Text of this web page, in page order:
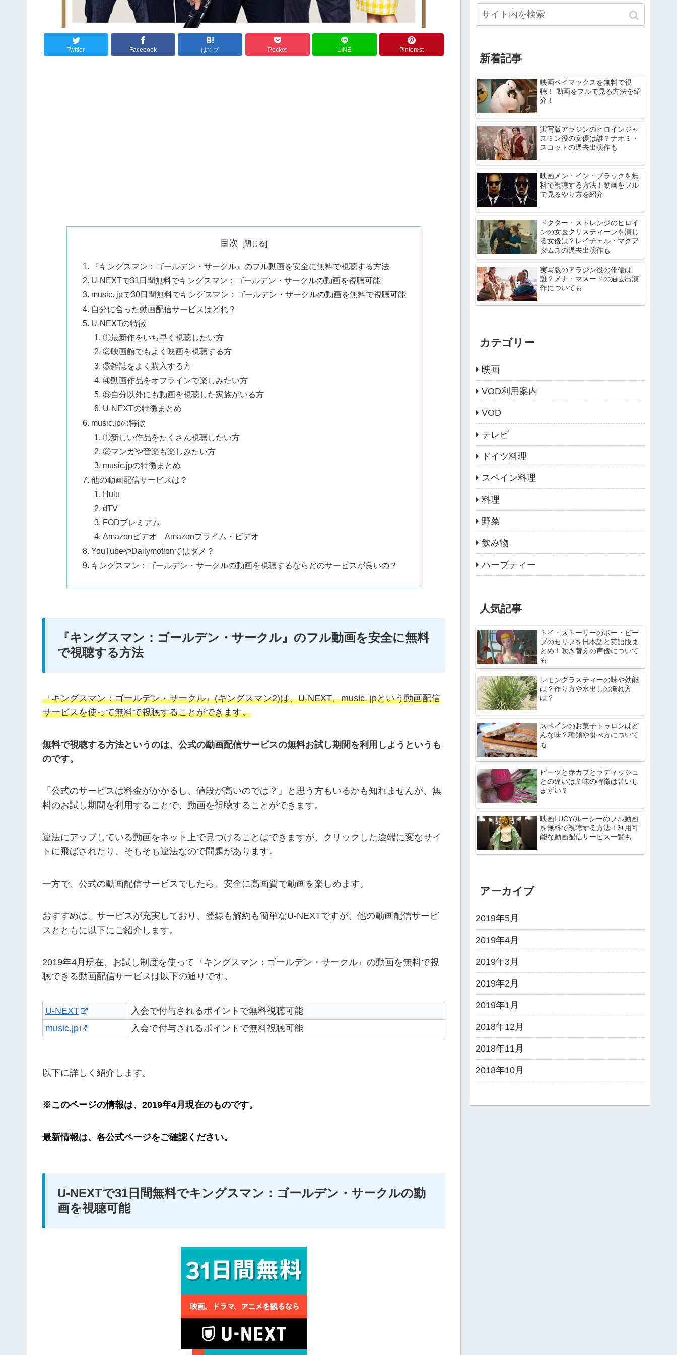
Twitter Facebook はてブ Pocket LINE Pinterest
目次
『キングスマン：ゴールデン・サークル』のフル動画を安全に無料で視聴する方法
U-NEXTで31日間無料でキングスマン：ゴールデン・サークルの動画を視聴可能
music. jpで30日間無料でキングスマン：ゴールデン・サークルの動画を無料で視聴可能
自分に合った動画配信サービスはどれ？
U-NEXTの特徴
①最新作をいち早く視聴したい方
②映画館でもよく映画を視聴する方
③雑誌をよく購入する方
④動画作品をオフラインで楽しみたい方
⑤自分以外にも動画を視聴した家族がいる方
U-NEXTの特徴まとめ
music.jpの特徴
①新しい作品をたくさん視聴したい方
②マンガや音楽も楽しみたい方
music.jpの特徴まとめ
他の動画配信サービスは？
Hulu
dTV
FODプレミアム
Amazonビデオ Amazonプライム・ビデオ
YouTubeやDailymotionではダメ？
キングスマン：ゴールデン・サークルの動画を視聴するならどのサービスが良いの？
『キングスマン：ゴールデン・サークル』のフル動画を安全に無料
で視聴する方法
『キングスマン：ゴールデン・サークル』(キングスマン2)は、U-NEXT、music. jpという動画配信
サービスを使って無料で視聴することができます。
無料で視聴する方法というのは、公式の動画配信サービスの無料お試し期間を利用しようというも
のです。
「公式のサービスは料金がかかるし、値段が高いのでは？」と思う方もいるかも知れませんが、無
料のお試し期間を利用することで、動画を視聴することができます。
違法にアップしている動画をネット上で見つけることはできますが、クリックした途端に変なサイ
トに飛ばされたり、そもそも違法なので問題があります。
一方で、公式の動画配信サービスでしたら、安全に高画質で動画を楽しめます。
おすすめは、サービスが充実しており、登録も解約も簡単なU-NEXTですが、他の動画配信サービ
スとともに以下にご紹介します。
2019年4月現在、お試し制度を使って『キングスマン：ゴールデン・サークル』の動画を無料で視
聴できる動画配信サービスは以下の通りです。
U-NEXT
入会で付与されるポイントで無料視聴可能
music.jp
入会で付与されるポイントで無料視聴可能
以下に詳しく紹介します。
※このページの情報は、2019年4月現在のものです。
最新情報は、各公式ページをご確認ください。
U-NEXTで31日間無料でキングスマン：ゴールデン・サークルの動
画を視聴可能
新着記事
映画ベイマックスを無料で視
聴！ 動画をフルで見る方法を紹
介！
実写版アラジンのヒロインジャ
スミン役の女優は誰？ナオミ・
スコットの過去出演作も
映画メン・イン・ブラックを無
料で視聴する方法！動画をフル
で見るやり方を紹介
ドクター・ストレンジのヒロイ
ンの女医クリスティーンを演じ
る女優は？レイチェル・マクア
ダムスの過去出演作も
実写版のアラジン役の俳優は
誰？メナ・マスードの過去出演
作についても
カテゴリー
映画
VOD利用案内
VOD
テレビ
ドイツ料理
スペイン料理
料理
野菜
飲み物
ハーブティー
人気記事
トイ・ストーリーのボー・ピー
プのセリフを日本語と英語版ま
とめ！吹き替えの声優について
も
レモングラスティーの味や効能
は？作り方や水出しの淹れ方
は？
スペインのお菓子トゥロンはど
んな味？種類や食べ方について
も
ビーツと赤カブとラディッシュ
との違いは？味の特徴は苦いし
まずい？
映画LUCY/ルーシーのフル動画
を無料で視聴する方法！利用可
能な動画配信サービス一覧も
アーカイブ
2019年5月
2019年4月
2019年3月
2019年2月
2019年1月
2018年12月
2018年11月
2018年10月